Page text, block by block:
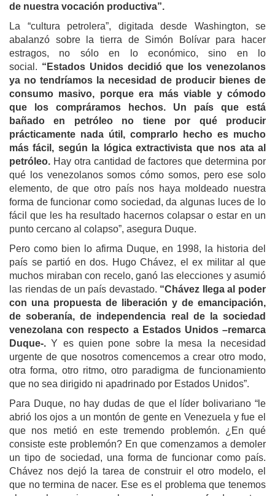
de nuestra vocación productiva”.
La “cultura petrolera”, digitada desde Washington, se
abalanzó sobre la tierra de Simón Bolívar para hacer
estragos, no sólo en lo económico, sino en lo
social. “Estados Unidos decidió que los venezolanos
ya no tendríamos la necesidad de producir bienes de
consumo masivo, porque era más viable y cómodo
que los compráramos hechos. Un país que está
bañado en petróleo no tiene por qué producir
prácticamente nada útil, comprarlo hecho es mucho
más fácil, según la lógica extractivista que nos ata al
petróleo. Hay otra cantidad de factores que determina por
qué los venezolanos somos cómo somos, pero ese solo
elemento, de que otro país nos haya moldeado nuestra
forma de funcionar como sociedad, da algunas luces de lo
fácil que les ha resultado hacernos colapsar o estar en un
punto cercano al colapso”, asegura Duque.
Pero como bien lo afirma Duque, en 1998, la historia del
país se partió en dos. Hugo Chávez, el ex militar al que
muchos miraban con recelo, ganó las elecciones y asumió
las riendas de un país devastado. “Chávez llega al poder
con una propuesta de liberación y de emancipación,
de soberanía, de independencia real de la sociedad
venezolana con respecto a Estados Unidos –remarca
Duque-. Y es quien pone sobre la mesa la necesidad
urgente de que nosotros comencemos a crear otro modo,
otra forma, otro ritmo, otro paradigma de funcionamiento
que no sea dirigido ni apadrinado por Estados Unidos”.
Para Duque, no hay dudas de que el líder bolivariano “le
abrió los ojos a un montón de gente en Venezuela y fue el
que nos metió en este tremendo problemón. ¿En qué
consiste este problemón? En que comenzamos a demoler
un tipo de sociedad, una forma de funcionar como país.
Chávez nos dejó la tarea de construir el otro modelo, el
que no termina de nacer. Ese es el problema que tenemos